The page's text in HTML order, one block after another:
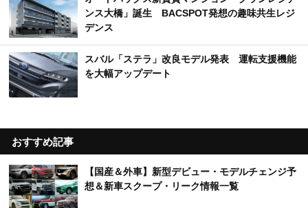
ンス大橋」誕生 BACSPOT発想の趣味共生レジ
デンス
スバル「ステラ」改良モデル発表 運転支援機能
を大幅アップデート
おすすめ記事
【国産＆外車】新型デビュー・モデルチェンジ予
想＆新車スクープ・リーク情報一覧